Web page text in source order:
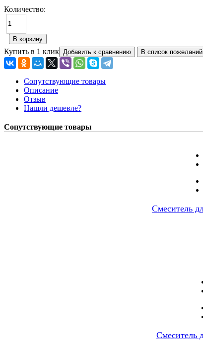
Количество:
Купить в 1 клик
Сопутствующие товары
Описание
Отзыв
Нашли дешевле?
Сопутствующие товары
Смеситель
Смеситель